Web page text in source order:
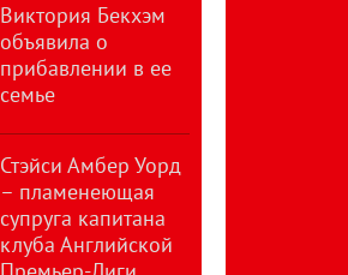
Виктория Бекхэм
объявила о
прибавлении в ее
семье
Стэйси Амбер Уорд
– пламенеющая
супруга капитана
клуба Английской